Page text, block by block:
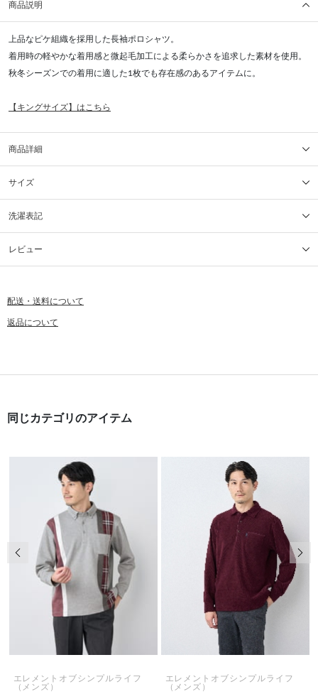
商品説明
上品なピケ組織を採用した長袖ポロシャツ。
着用時の軽やかな着用感と微起毛加工による柔らかさを追求した素材を使用。
秋冬シーズンでの着用に適した1枚でも存在感のあるアイテムに。
【キングサイズ】はこちら
商品詳細
サイズ
洗濯表記
レビュー
配送・送料について
返品について
同じカテゴリのアイテム
エレメントオブシンプルライフ
（メンズ）
エレメントオブシンプルライフ
（メンズ）
前の画像